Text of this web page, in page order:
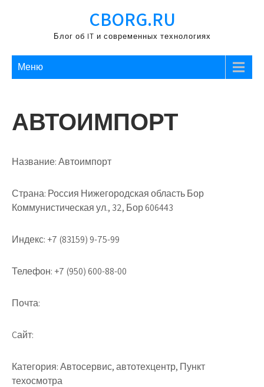
содержимому
CBORG.RU
Блог об IT и современных технологиях
Меню
АВТОИМПОРТ
Название:Автоимпорт
Страна: Россия Нижегородская область Бор
Коммунистическая ул., 32, Бор 606443
Индекс: +7 (83159) 9-75-99
Телефон: +7 (950) 600-88-00
Почта:
Cайт:
Категория:Автосервис, автотехцентр, Пункт
техосмотра